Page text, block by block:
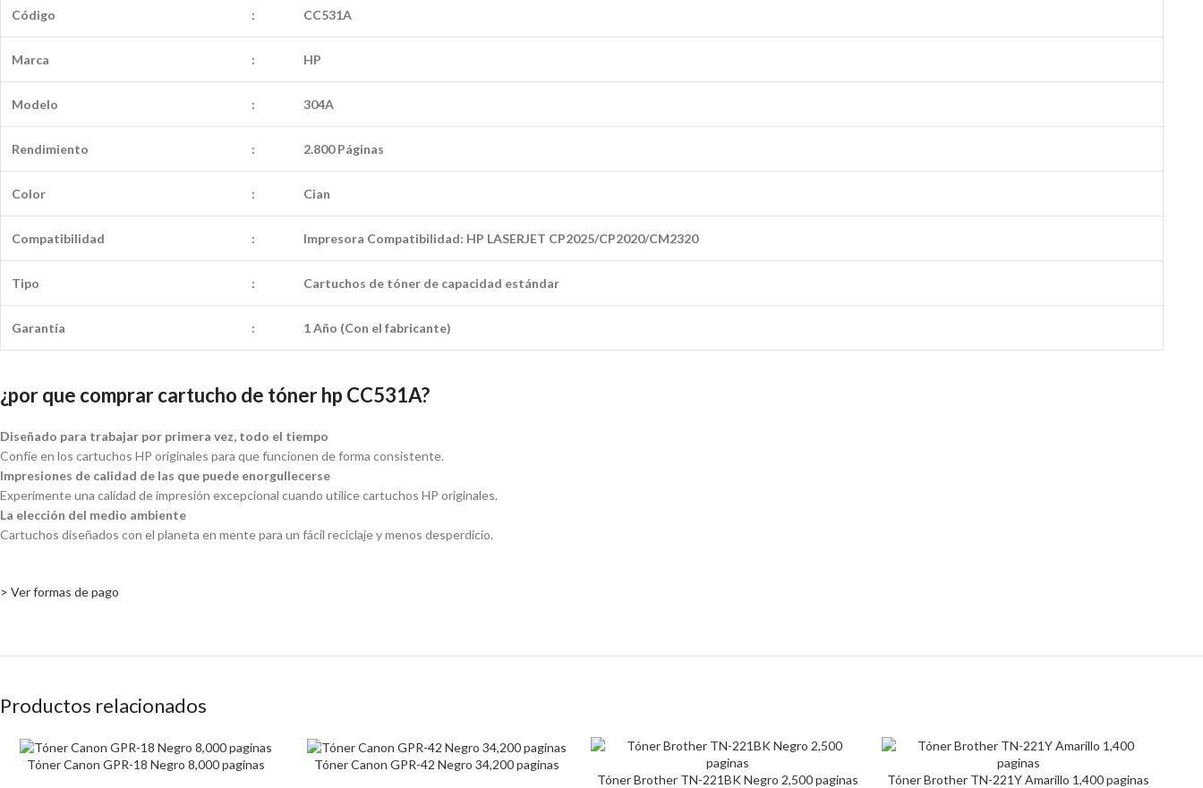
Código : CC531A
Marca : HP
Modelo : 304A
Rendimiento : 2.800 Páginas
Color : Cian
Compatibilidad : Impresora Compatibilidad: HP LASERJET CP2025/CP2020/CM2320
Tipo : Cartuchos de tóner de capacidad estándar
Garantía : 1 Año (Con el fabricante)
¿por que comprar cartucho de tóner hp CC531A?
Diseñado para trabajar por primera vez, todo el tiempo
Confíe en los cartuchos HP originales para que funcionen de forma consistente.
Impresiones de calidad de las que puede enorgullecerse
Experimente una calidad de impresión excepcional cuando utilice cartuchos HP originales.
La elección del medio ambiente
Cartuchos diseñados con el planeta en mente para un fácil reciclaje y menos desperdicio.
> Ver formas de pago
Productos relacionados
Tóner Canon GPR-18 Negro 8,000 paginas Tóner Canon GPR-42 Negro 34,200 paginas
Tóner Brother TN-221BK Negro 2,500 paginas Tóner Brother TN-221Y Amarillo 1,400 paginas